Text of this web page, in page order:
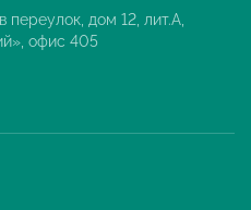
дом 12, лит.А,
офис 405